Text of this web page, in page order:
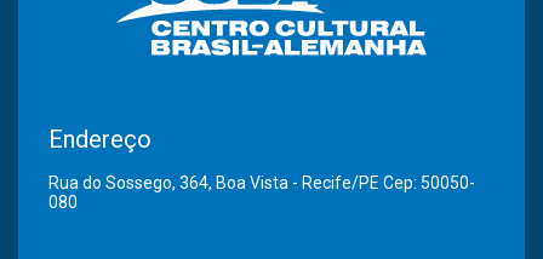
Endereço
Rua do Sossego, 364, Boa Vista - Recife/PE Cep: 50050-
080